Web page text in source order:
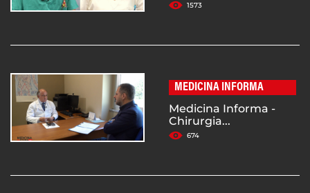
1573
MEDICINA INFORMA
Medicina Informa -
Chirurgia...
674